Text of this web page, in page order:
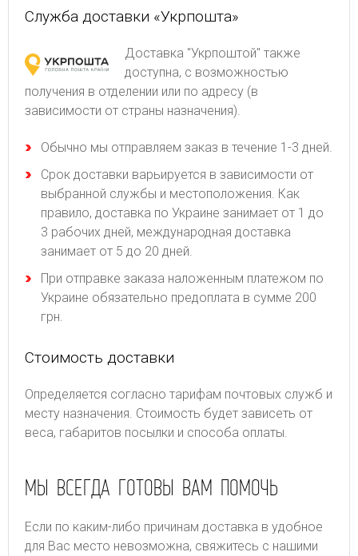
Служба доставки «Укрпошта»
Доставка "Укрпоштой" также
доступна, с возможностью
получения в отделении или по адресу (в
зависимости от страны назначения).
Обычно мы отправляем заказ в течение 1-3 дней.
Срок доставки варьируется в зависимости от
выбранной службы и местоположения. Как
правило, доставка по Украине занимает от 1 до
3 рабочих дней, международная доставка
занимает от 5 до 20 дней.
При отправке заказа наложенным платежом по
Украине обязательно предоплата в сумме 200
грн.
Стоимость доставки
Определяется согласно тарифам почтовых служб и
месту назначения. Стоимость будет зависеть от
веса, габаритов посылки и способа оплаты.
МЫ ВСЕГДА ГОТОВЫ ВАМ ПОМОЧЬ
Если по каким-либо причинам доставка в удобное
для Вас место невозможна, свяжитесь с нашими